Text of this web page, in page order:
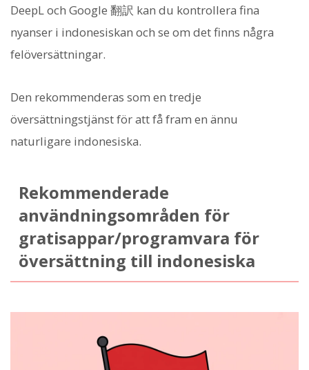
DeepL och Google 翻訳 kan du kontrollera fina
nyanser i indonesiskan och se om det finns några
felöversättningar.
Den rekommenderas som en tredje
översättningstjänst för att få fram en ännu
naturligare indonesiska.
Rekommenderade
användningsområden för
gratisappar/programvara för
översättning till indonesiska